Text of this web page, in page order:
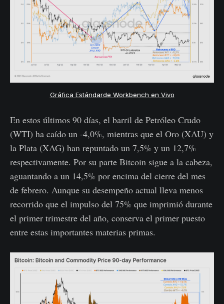
Gráfica Estándarde Workbench en Vivo
En estos últimos 90 días, el barril de Petróleo Crudo
(WTI) ha caído un -4,0%, mientras que el Oro (XAU) y
la Plata (XAG) han repuntado un 7,5% y un 12,7%
respectivamente. Por su parte Bitcoin sigue a la cabeza,
aguantando a un 14,5% por encima del cierre del mes
de febrero. Aunque su desempeño actual lleva menos
recorrido que el impulso del 75% que imprimió durante
el primer trimestre del año, conserva el primer puesto
entre estas importantes materias primas.